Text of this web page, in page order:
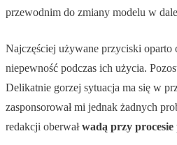
przewodnim do zmiany modelu w
Najczęściej używane przyciski oparto
niepewność podczas ich użycia.
Delikatnie gorzej sytuacja ma się w
zasponsorował mi jednak żadnych
redakcji oberwałwadą przy